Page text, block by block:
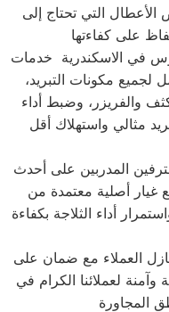
التي تحتاج إلى
في الاسكندرية خدمات
مكونات التبريد،
والفريزر، وضبط أداء
مثالي واستهلاك أقل
المدربين على أحدث
غيار أصلية معتمدة من
أداء الثلاجة بكفاءة
العملاء مع ضمان على
وآمنة لعملائنا الكرام في